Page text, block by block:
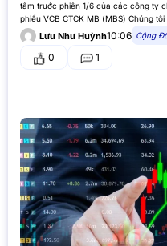
tâm trước phiên 1/6 của các công ty
phiếu VCB CTCK MB (MBS) Chúng
kỳ vọng phục…
Lưu Như Huỳnh10:06 Cộng
0 1